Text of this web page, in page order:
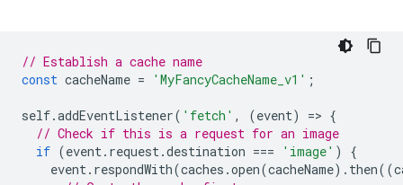
// Establish a cache name
const cacheName = 'MyFancyCacheName_v1' ;
self.addEventListener( 'fetch' , (event) => {
// Check if this is a request for an image
if (event . request .destination === 'image' )
{
event . respondWith(caches .open(cacheName). then((